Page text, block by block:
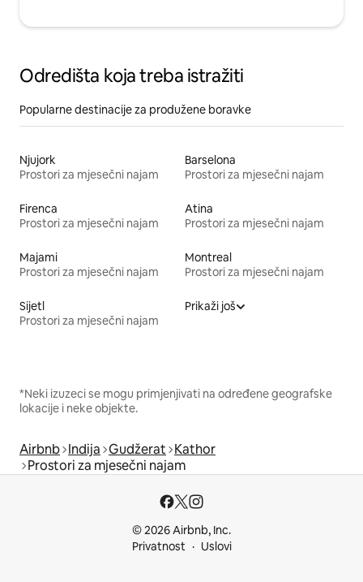
Odredišta koja treba istražiti
Popularne destinacije za produžene boravke
Njujork
Prostori za mjesečni najam
Barselona
Prostori za mjesečni najam
Firenca
Prostori za mjesečni najam
Atina
Prostori za mjesečni najam
Majami
Prostori za mjesečni najam
Montreal
Prostori za mjesečni najam
Sijetl
Prostori za mjesečni najam
Prikaži još
*Neki izuzeci se mogu primjenjivati na određene geografske
lokacije i neke objekte.
Airbnb Indija Gudžerat Kathor
Prostori za mjesečni najam
© 2026 Airbnb, Inc.
Privatnost
Uslovi